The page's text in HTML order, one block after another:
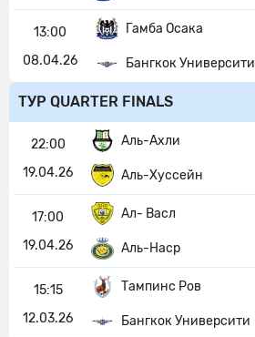
13:00
08.04.26
Гамба Осака
Бангкок Университи
ТУР QUARTER FINALS
22:00
19.04.26
Аль-Ахли
Аль-Хуссейн
17:00
19.04.26
Ал- Васл
Аль-Наср
15:15
12.03.26
Тампинс Ров
Бангкок Университи